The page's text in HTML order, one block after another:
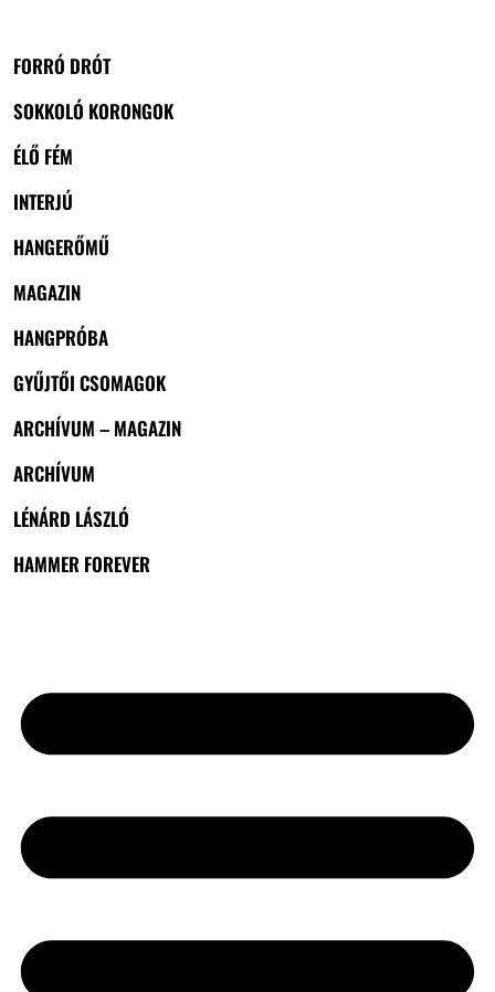
FORRÓ DRÓT
SOKKOLÓ KORONGOK
ÉLŐ FÉM
INTERJÚ
HANGERŐMŰ
MAGAZIN
HANGPRÓBA
GYŰJTŐI CSOMAGOK
ARCHÍVUM – MAGAZIN
ARCHÍVUM
LÉNÁRD LÁSZLÓ
HAMMER FOREVER